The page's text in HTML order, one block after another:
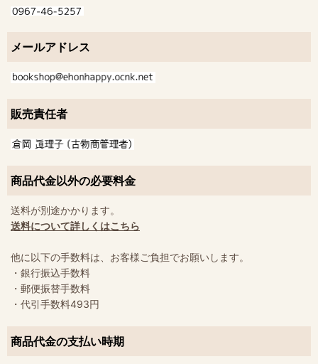
メールアドレス
販売責任者
商品代金以外の必要料金
送料が別途かかります。
送料について詳しくはこちら
他に以下の手数料は、お客様ご負担でお願いします。
・銀行振込手数料
・郵便振替手数料
・代引手数料493円
商品代金の支払い時期